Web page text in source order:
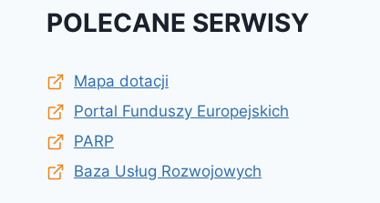
POLECANE SERWISY
Mapa dotacji
Portal Funduszy Europejskich
PARP
Baza Usług Rozwojowych